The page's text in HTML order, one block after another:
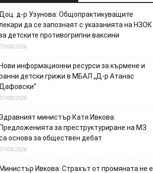
д-р Узунова: Общопрактикуващите
да се запознаят с указанията на НЗОК
детските противогрипни ваксини
08/2026
информационни ресурси за кърмене и
детски грижи в МБАЛ „Д-р Атанас
08/2026
министър Катя Ивкова:
за преструктуриране на МЗ
основа за обществен дебат
08/2026
Ивкова: Страхът от промяната не е